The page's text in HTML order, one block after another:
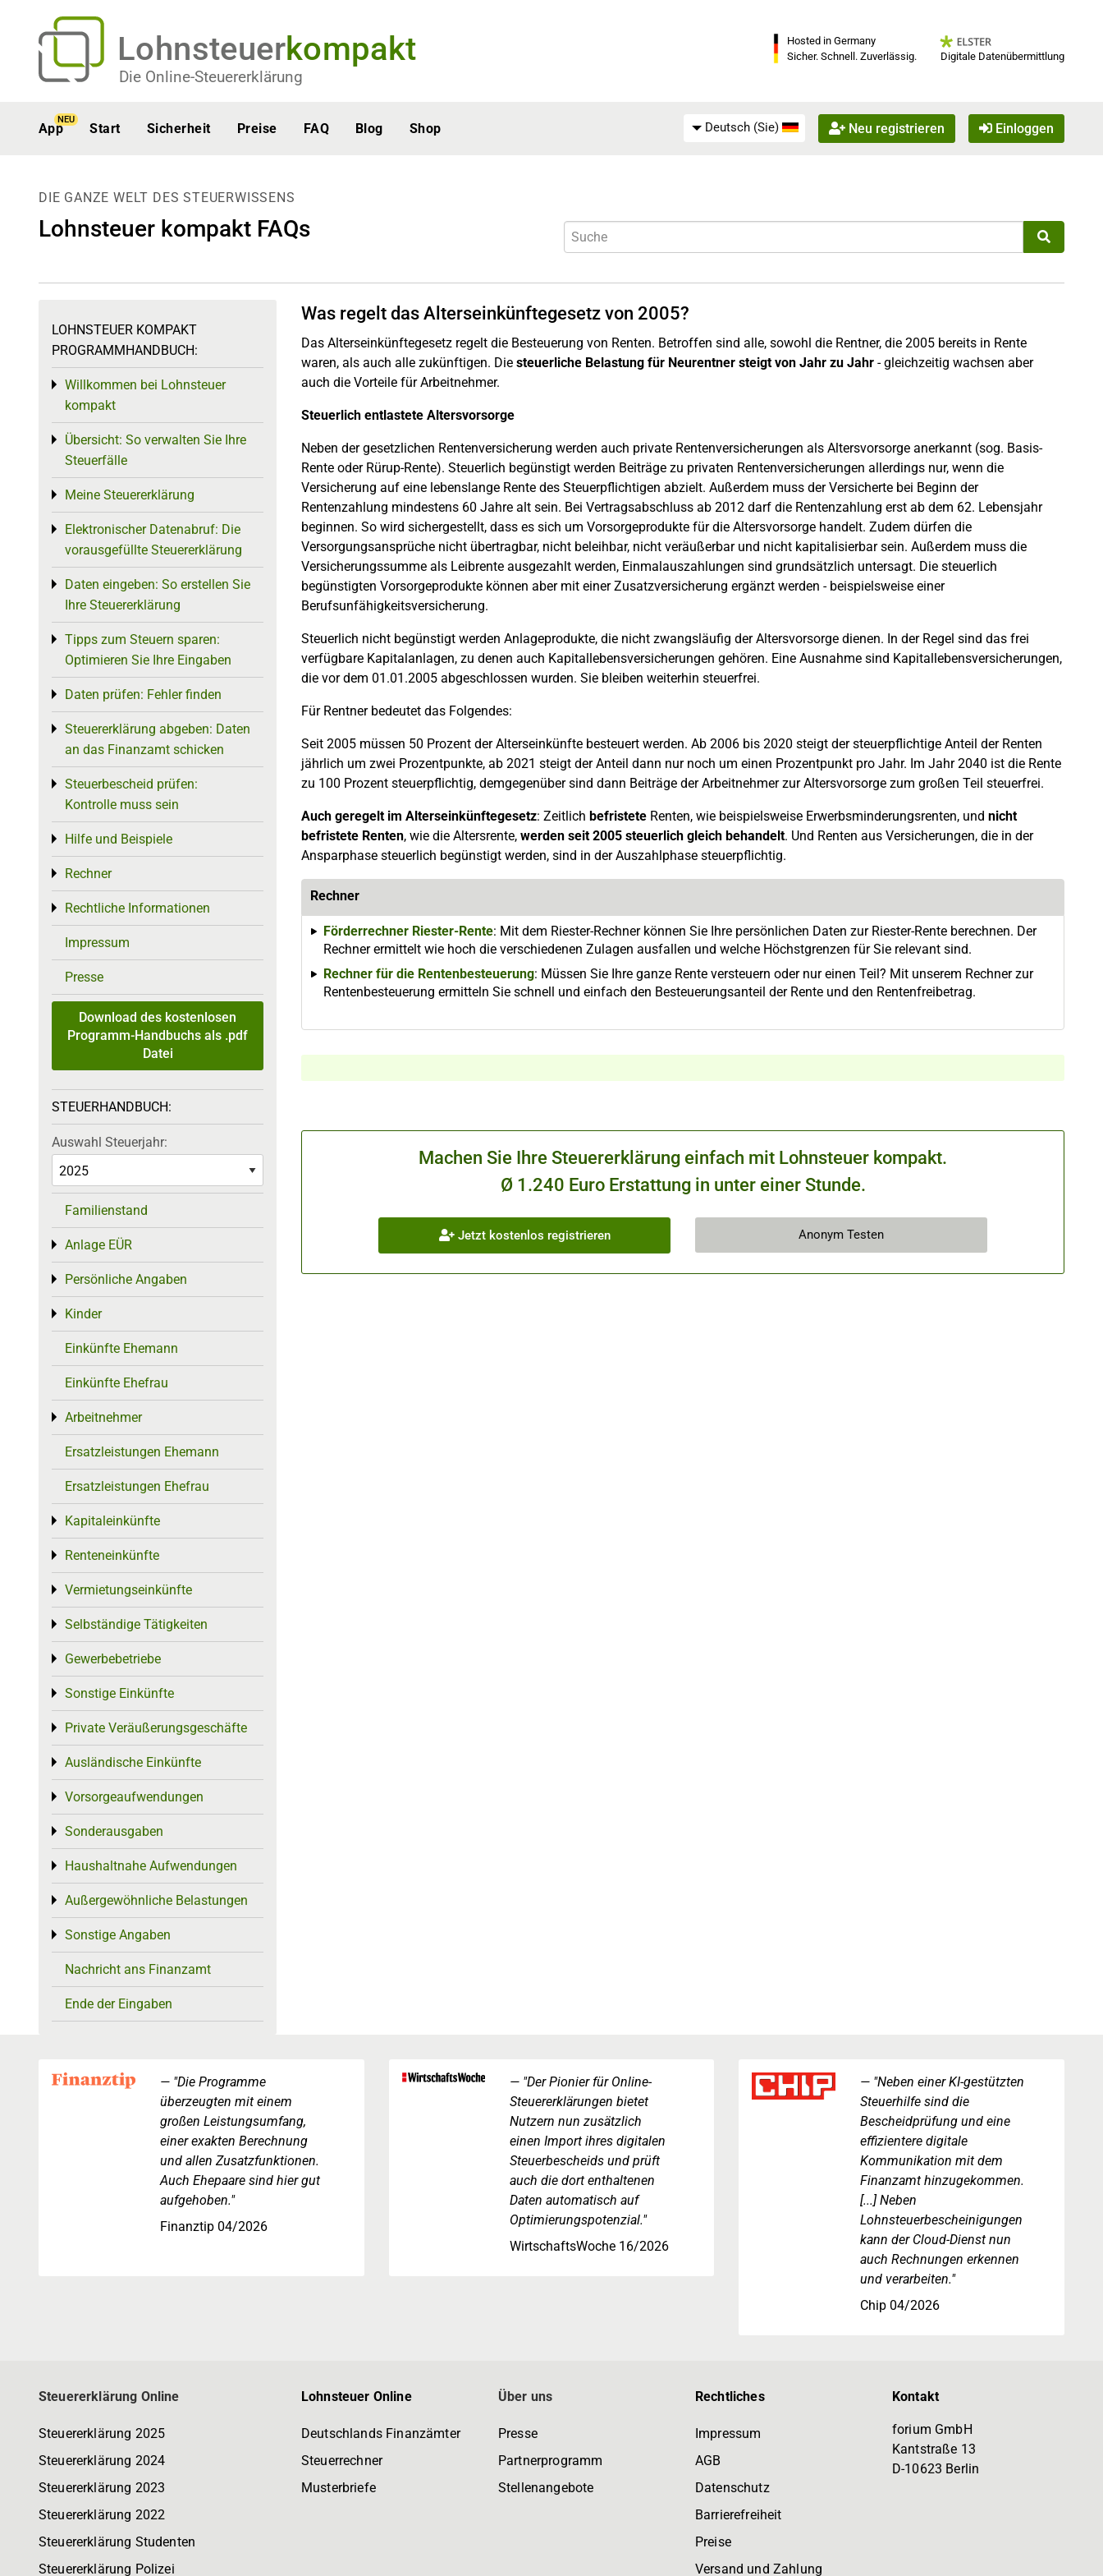
Lohnsteuerkompakt
Die Online-Steuererklärung
Hosted in Germany
Sicher. Schnell. Zuverlässig.
Digitale Datenübermittlung
App
NEU
Start Sicherheit Preise FAQ Blog Shop Deutsch (Sie) Neu registrieren Einloggen
DIE GANZE WELT DES STEUERWISSENS
Lohnsteuer kompakt FAQs
Was regelt das Alterseinkünftegesetz von 2005?
Das Alterseinkünftegesetz regelt die Besteuerung von Renten. Betroffen sind alle, sowohl die Rentner, die 2005 bereits in Rente
waren, als auch alle zukünftigen. Die steuerliche Belastung für Neurentner steigt von Jahr zu Jahr - gleichzeitig wachsen aber
auch die Vorteile für Arbeitnehmer.
Steuerlich entlastete Altersvorsorge
Neben der gesetzlichen Rentenversicherung werden auch private Rentenversicherungen als Altersvorsorge anerkannt (sog. Basis-
Rente oder Rürup-Rente). Steuerlich begünstigt werden Beiträge zu privaten Rentenversicherungen allerdings nur, wenn die
Versicherung auf eine lebenslange Rente des Steuerpflichtigen abzielt. Außerdem muss der Versicherte bei Beginn der
Rentenzahlung mindestens 60 Jahre alt sein. Bei Vertragsabschluss ab 2012 darf die Rentenzahlung erst ab dem 62. Lebensjahr
beginnen. So wird sichergestellt, dass es sich um Vorsorgeprodukte für die Altersvorsorge handelt. Zudem dürfen die
Versorgungsansprüche nicht übertragbar, nicht beleihbar, nicht veräußerbar und nicht kapitalisierbar sein. Außerdem muss die
Versicherungssumme als Leibrente ausgezahlt werden, Einmalauszahlungen sind grundsätzlich untersagt. Die steuerlich
begünstigten Vorsorgeprodukte können aber mit einer Zusatzversicherung ergänzt werden - beispielsweise einer
Berufsunfähigkeitsversicherung.
Steuerlich nicht begünstigt werden Anlageprodukte, die nicht zwangsläufig der Altersvorsorge dienen. In der Regel sind das frei
verfügbare Kapitalanlagen, zu denen auch Kapitallebensversicherungen gehören. Eine Ausnahme sind Kapitallebensversicherungen,
die vor dem 01.01.2005 abgeschlossen wurden. Sie bleiben weiterhin steuerfrei.
Für Rentner bedeutet das Folgendes:
Seit 2005 müssen 50 Prozent der Alterseinkünfte besteuert werden. Ab 2006 bis 2020 steigt der steuerpflichtige Anteil der Renten
jährlich um zwei Prozentpunkte, ab 2021 steigt der Anteil dann nur noch um einen Prozentpunkt pro Jahr. Im Jahr 2040 ist die Rente
zu 100 Prozent steuerpflichtig, demgegenüber sind dann Beiträge der Arbeitnehmer zur Altersvorsorge zum großen Teil steuerfrei.
Auch geregelt im Alterseinkünftegesetz: Zeitlich befristete Renten, wie beispielsweise Erwerbsminderungsrenten, und nicht
befristete Renten, wie die Altersrente, werden seit 2005 steuerlich gleich behandelt. Und Renten aus Versicherungen, die in der
Ansparphase steuerlich begünstigt werden, sind in der Auszahlphase steuerpflichtig.
Rechner
Förderrechner Riester-Rente: Mit dem Riester-Rechner können Sie Ihre persönlichen Daten zur Riester-Rente berechnen. Der
Rechner ermittelt wie hoch die verschiedenen Zulagen ausfallen und welche Höchstgrenzen für Sie relevant sind.
Rechner für die Rentenbesteuerung: Müssen Sie Ihre ganze Rente versteuern oder nur einen Teil? Mit unserem Rechner zur
Rentenbesteuerung ermitteln Sie schnell und einfach den Besteuerungsanteil der Rente und den Rentenfreibetrag.
Machen Sie Ihre Steuererklärung einfach mit Lohnsteuer kompakt.
Ø 1.240 Euro Erstattung in unter einer Stunde.
Jetzt kostenlos registrieren Anonym Testen
LOHNSTEUER KOMPAKT
PROGRAMMHANDBUCH:
Willkommen bei Lohnsteuer
kompakt
Toggle menu
Übersicht: So verwalten Sie Ihre
Steuerfälle
Toggle menu
Meine Steuererklärung
Toggle menu
Elektronischer Datenabruf: Die
vorausgefüllte Steuererklärung
Toggle menu
Daten eingeben: So erstellen Sie
Ihre Steuererklärung
Toggle menu
Tipps zum Steuern sparen:
Optimieren Sie Ihre Eingaben
Toggle menu
Daten prüfen: Fehler finden
Toggle menu
Steuererklärung abgeben: Daten
an das Finanzamt schicken
Toggle menu
Steuerbescheid prüfen:
Kontrolle muss sein
Toggle menu
Hilfe und Beispiele
Toggle menu
Rechner
Toggle menu
Rechtliche Informationen
Toggle menu
Impressum
Presse
Download des kostenlosen
Programm-Handbuchs als .pdf
Datei
STEUERHANDBUCH:
Auswahl Steuerjahr:
Familienstand
Anlage EÜR
Toggle menu
Persönliche Angaben
Toggle menu
Kinder
Toggle menu
Einkünfte Ehemann
Einkünfte Ehefrau
Arbeitnehmer
Toggle menu
Ersatzleistungen Ehemann
Ersatzleistungen Ehefrau
Kapitaleinkünfte
Toggle menu
Renteneinkünfte
Toggle menu
Vermietungseinkünfte
Toggle menu
Selbständige Tätigkeiten
Toggle menu
Gewerbebetriebe
Toggle menu
Sonstige Einkünfte
Toggle menu
Private Veräußerungsgeschäfte
Toggle menu
Ausländische Einkünfte
Toggle menu
Vorsorgeaufwendungen
Toggle menu
Sonderausgaben
Toggle menu
Haushaltnahe Aufwendungen
Toggle menu
Außergewöhnliche Belastungen
Toggle menu
Sonstige Angaben
Toggle menu
Nachricht ans Finanzamt
Ende der Eingaben
"Die Programme
überzeugten mit einem
großen Leistungsumfang,
einer exakten Berechnung
und allen Zusatzfunktionen.
Auch Ehepaare sind hier gut
aufgehoben."
Finanztip 04/2026
"Der Pionier für Online-
Steuererklärungen bietet
Nutzern nun zusätzlich
einen Import ihres digitalen
Steuerbescheids und prüft
auch die dort enthaltenen
Daten automatisch auf
Optimierungspotenzial."
WirtschaftsWoche 16/2026
"Neben einer KI-gestützten
Steuerhilfe sind die
Bescheidprüfung und eine
effizientere digitale
Kommunikation mit dem
Finanzamt hinzugekommen.
[...] Neben
Lohnsteuerbescheinigungen
kann der Cloud-Dienst nun
auch Rechnungen erkennen
und verarbeiten."
Chip 04/2026
Steuererklärung Online
Steuererklärung 2025
Steuererklärung 2024
Steuererklärung 2023
Steuererklärung 2022
Steuererklärung Studenten
Steuererklärung Polizei
Lohnsteuer Online
Deutschlands Finanzämter
Steuerrechner
Musterbriefe
Über uns
Presse
Partnerprogramm
Stellenangebote
Rechtliches
Impressum
AGB
Datenschutz
Barrierefreiheit
Preise
Versand und Zahlung
Kontakt
forium GmbH
Kantstraße 13
D-10623 Berlin